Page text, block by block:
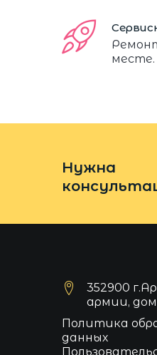
месте.
Нужна
352900
армии, дом
Политика
данных